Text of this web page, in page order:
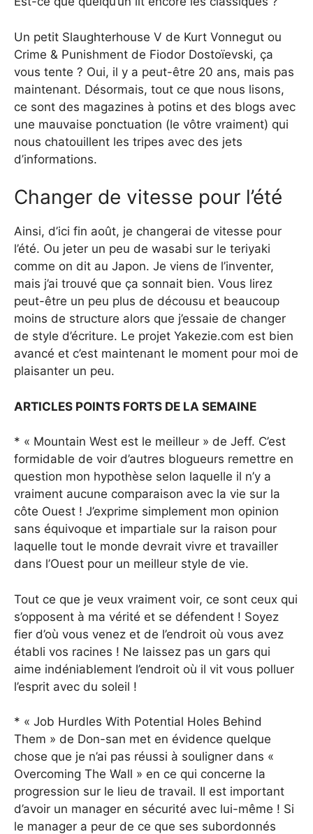
Un petit Slaughterhouse V de Kurt Vonnegut ou
Crime & Punishment de Fiodor Dostoïevski, ça
vous tente ? Oui, il y a peut-être 20 ans, mais pas
maintenant. Désormais, tout ce que nous lisons,
ce sont des magazines à potins et des blogs avec
une mauvaise ponctuation (le vôtre vraiment) qui
nous chatouillent les tripes avec des jets
d’informations.
Changer de vitesse pour l’été
Ainsi, d’ici fin août, je changerai de vitesse pour
l’été. Ou jeter un peu de wasabi sur le teriyaki
comme on dit au Japon. Je viens de l’inventer,
mais j’ai trouvé que ça sonnait bien. Vous lirez
peut-être un peu plus de décousu et beaucoup
moins de structure alors que j’essaie de changer
de style d’écriture. Le projet Yakezie.com est bien
avancé et c’est maintenant le moment pour moi de
plaisanter un peu.
ARTICLES POINTS FORTS DE LA SEMAINE
* « Mountain West est le meilleur » de Jeff. C’est
formidable de voir d’autres blogueurs remettre en
question mon hypothèse selon laquelle il n’y a
vraiment aucune comparaison avec la vie sur la
côte Ouest ! J’exprime simplement mon opinion
sans équivoque et impartiale sur la raison pour
laquelle tout le monde devrait vivre et travailler
dans l’Ouest pour un meilleur style de vie.
Tout ce que je veux vraiment voir, ce sont ceux qui
s’opposent à ma vérité et se défendent ! Soyez
fier d’où vous venez et de l’endroit où vous avez
établi vos racines ! Ne laissez pas un gars qui
aime indéniablement l’endroit où il vit vous polluer
l’esprit avec du soleil !
* « Job Hurdles With Potential Holes Behind
Them » de Don-san met en évidence quelque
chose que je n’ai pas réussi à souligner dans «
Overcoming The Wall » en ce qui concerne la
progression sur le lieu de travail. Il est important
d’avoir un manager en sécurité avec lui-même ! Si
le manager a peur de ce que ses subordonnés